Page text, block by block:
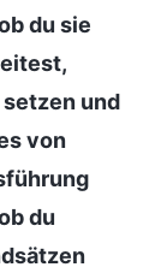
du sie
und
von
du